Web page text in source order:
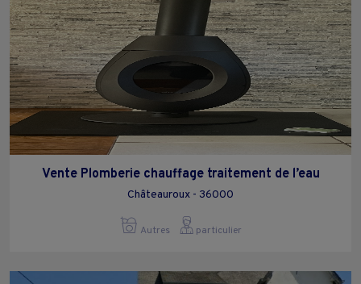
Vente Plomberie chauffage traitement de l’eau
Châteauroux - 36000
Autres particulier